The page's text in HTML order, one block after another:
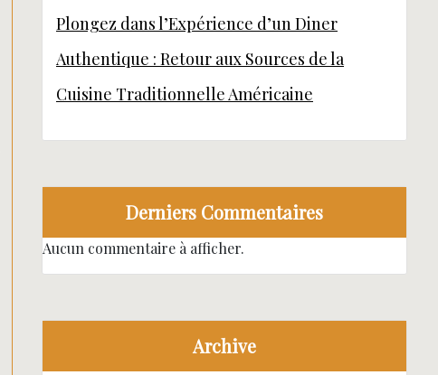
Plongez dans l’Expérience d’un Diner
Authentique : Retour aux Sources de la
Cuisine Traditionnelle Américaine
Derniers Commentaires
Aucun commentaire à afficher.
Archive